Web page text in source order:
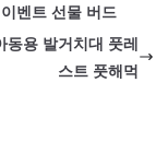
는 가격 대비 뛰
리어와 잘 어울
설계되어 있어,
벤트 선물 버드
동용 발거치대 풋레
스트 풋해먹